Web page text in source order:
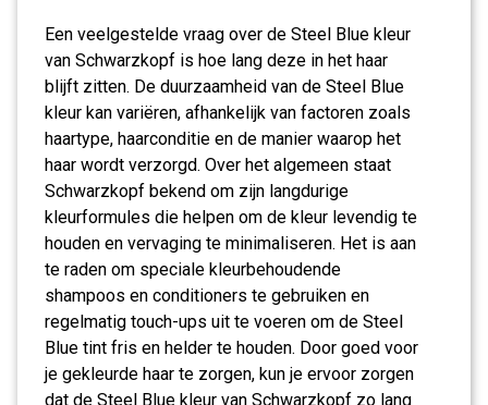
Een veelgestelde vraag over de Steel Blue kleur
van Schwarzkopf is hoe lang deze in het haar
blijft zitten. De duurzaamheid van de Steel Blue
kleur kan variëren, afhankelijk van factoren zoals
haartype, haarconditie en de manier waarop het
haar wordt verzorgd. Over het algemeen staat
Schwarzkopf bekend om zijn langdurige
kleurformules die helpen om de kleur levendig te
houden en vervaging te minimaliseren. Het is aan
te raden om speciale kleurbehoudende
shampoos en conditioners te gebruiken en
regelmatig touch-ups uit te voeren om de Steel
Blue tint fris en helder te houden. Door goed voor
je gekleurde haar te zorgen, kun je ervoor zorgen
dat de Steel Blue kleur van Schwarzkopf zo lang